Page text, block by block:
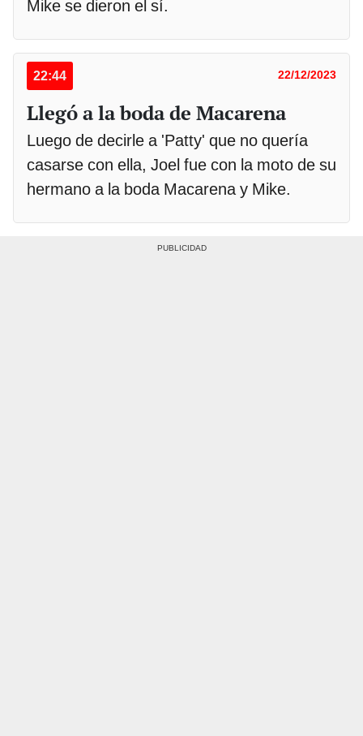
Mike se dieron el sí.
22:44 22/12/2023
Llegó a la boda de Macarena
Luego de decirle a 'Patty' que no quería
casarse con ella, Joel fue con la moto de su
hermano a la boda Macarena y Mike.